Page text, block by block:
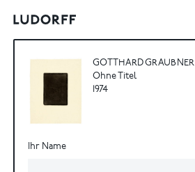
GOTTHARD GRAUBNER
Ohne Titel
1974
Ihr Name